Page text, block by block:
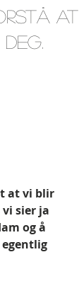
at
sier ja
og å